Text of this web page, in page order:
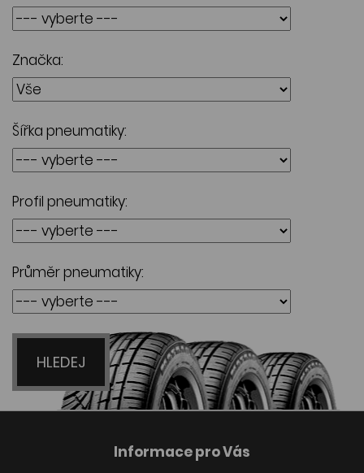
Značka:
Šířka pneumatiky:
Profil pneumatiky:
Průměr pneumatiky:
HLEDEJ
Informace pro Vás